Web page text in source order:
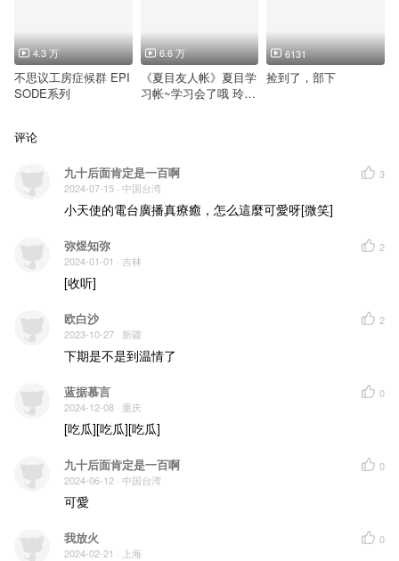
4.3 万
不思议工房症候群 EPI
SODE系列
6.6 万
《夏目友人帐》夏目学
习帐~学习会了哦 玲子
6131
捡到了，部下
评论
九十后面肯定是一百啊
2024-07-15 · 中国台湾
3
小天使的電台廣播真療癒，怎么這麼可愛呀[微笑]
弥煜知弥
2024-01-01 · 吉林
2
[收听]
欧白沙
2023-10-27 · 新疆
2
下期是不是到温情了
蓝据慕言
2024-12-08 · 重庆
0
[吃瓜][吃瓜][吃瓜]
九十后面肯定是一百啊
2024-06-12 · 中国台湾
0
可愛
我放火
2024-02-21 · 上海
0